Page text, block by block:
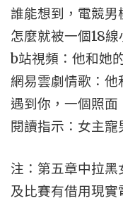
誰能想到，電競
怎麼就被一個18
b站視頻：他和她
網易雲劇情歌：他
遇到你，一個照面
閱讀指示：女主寵
注：第五章中拉
及比賽有借用現實